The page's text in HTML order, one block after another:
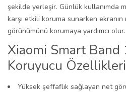
şekilde yerleşir. Günlük kullanımda
karşı etkili koruma sunarken ekranın
görünümünü korumaya yardımcı olur.
Xiaomi Smart Band
Koruyucu Özellikleri
Yüksek şeffaflık sağlayan net